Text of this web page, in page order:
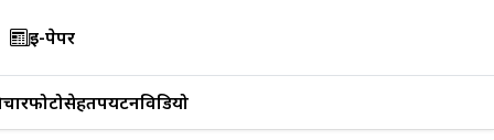
ई-पेपर
फोटोसेहतपर्यटनविडियो